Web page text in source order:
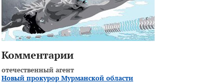
Комментарии
отечественный агент
Новый прокурор Мурманской области